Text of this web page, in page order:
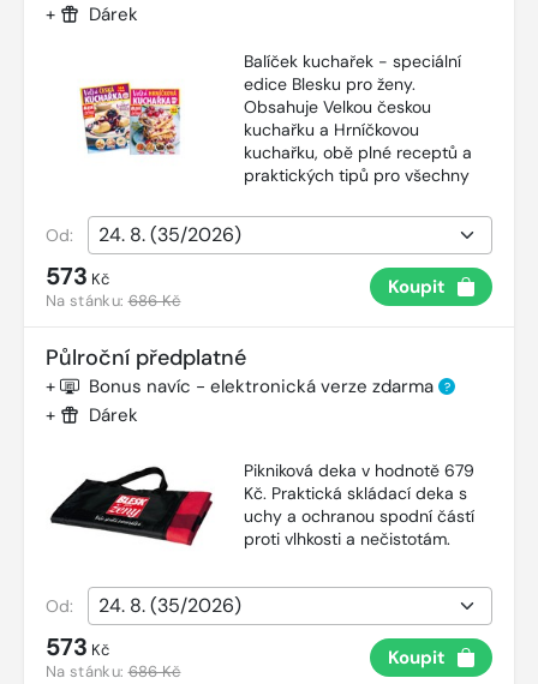
+ Dárek
Balíček kuchařek - speciální
edice Blesku pro ženy.
Obsahuje Velkou českou
kuchařku a Hrníčkovou
kuchařku, obě plné receptů a
praktických tipů pro všechny
Od:
573 Kč
Na stánku:686 Kč
Koupit
Půlroční předplatné
+ Bonus navíc - elektronická verze zdarma ?
+ Dárek
Pikniková deka v hodnotě 679
Kč. Praktická skládací deka s
uchy a ochranou spodní částí
proti vlhkosti a nečistotám.
Od:
573 Kč
Na stánku:686 Kč
Koupit